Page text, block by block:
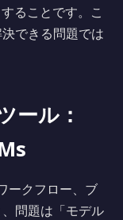
ることです。こ
できる問題では
ール：
ークフロー、ブ
問題は「モデル